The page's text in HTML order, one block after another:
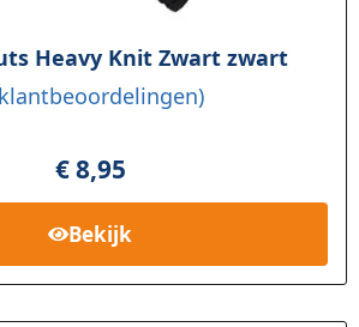
Heavy Knit Zwart zwart
klantbeoordelingen)
€8,95
Bekijk